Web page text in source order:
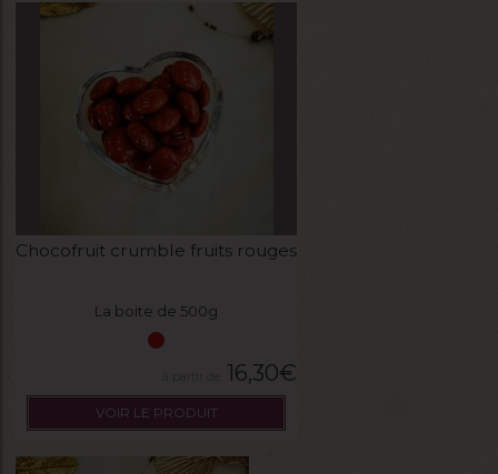
Chocofruit crumble fruits rouges
La boite de 500g
16,30€
VOIR LE PRODUIT